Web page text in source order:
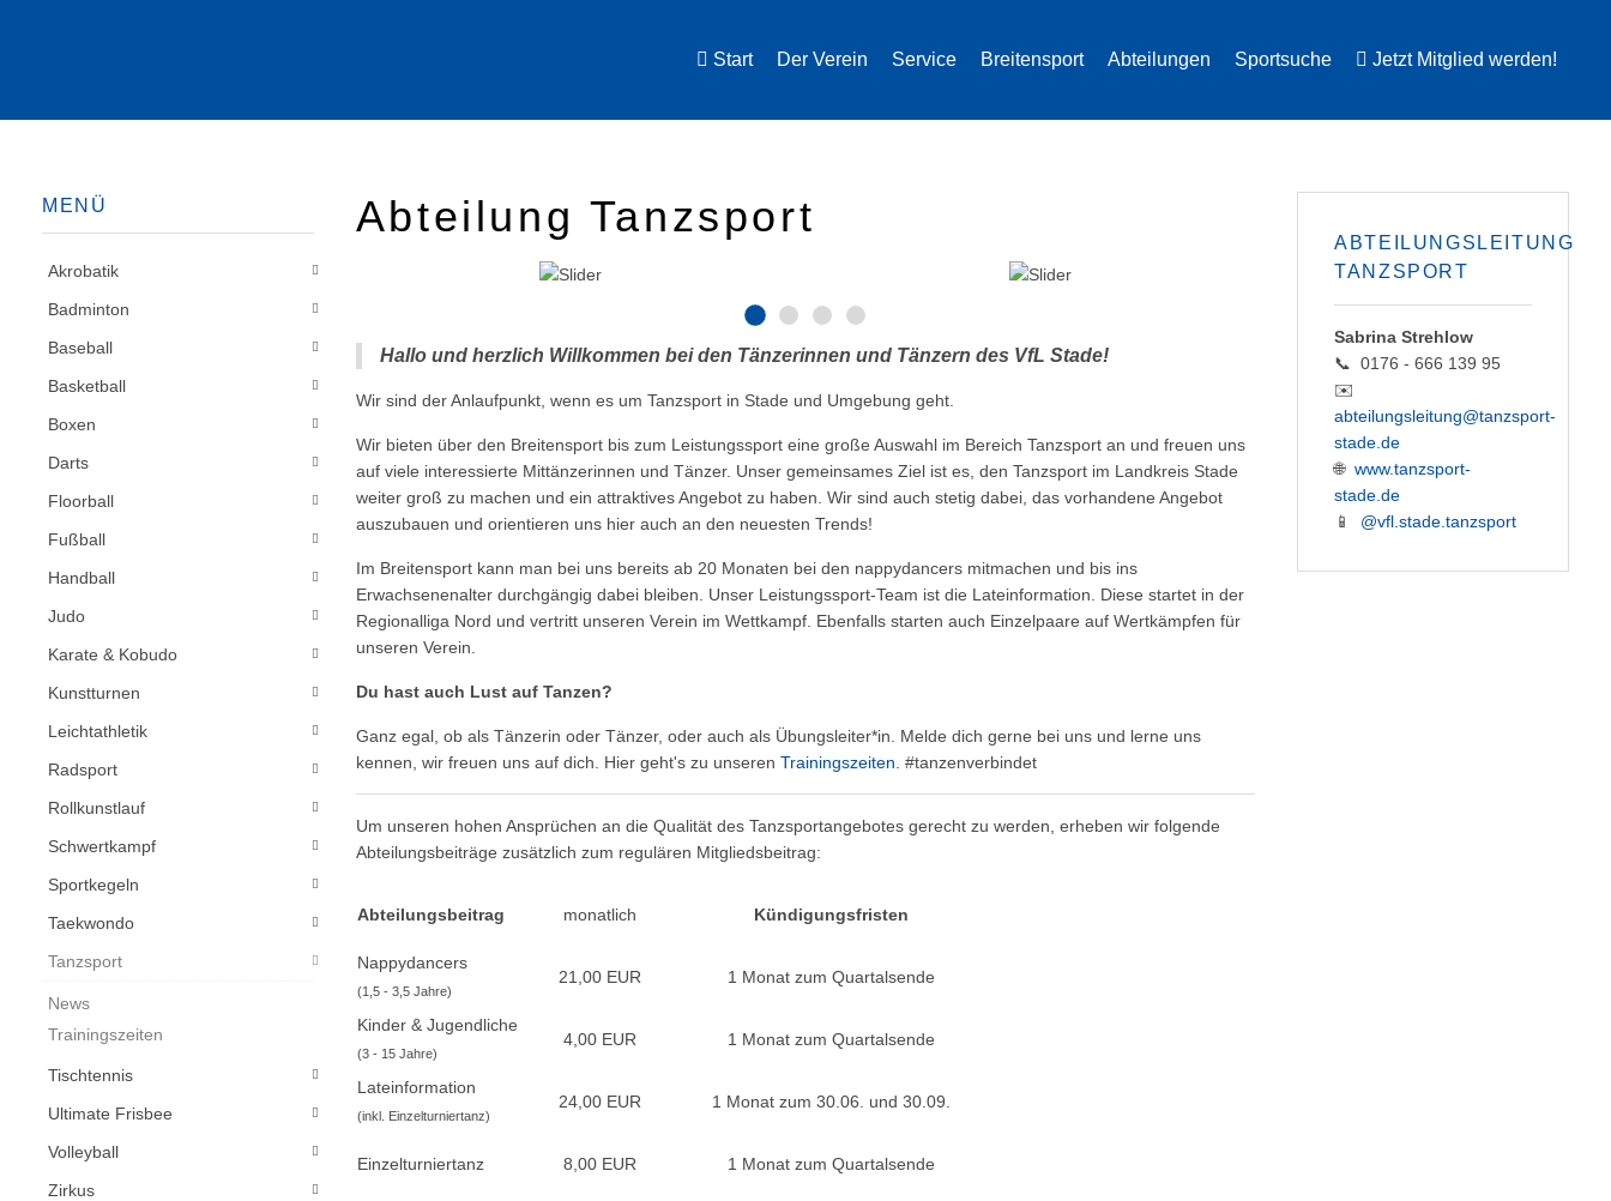
Start Der Verein Service Breitensport Abteilungen Sportsuche Jetzt Mitglied werden!
Abteilung Tanzsport
Hallo und herzlich Willkommen bei den Tänzerinnen und Tänzern des VfL Stade!
Wir sind der Anlaufpunkt, wenn es um Tanzsport in Stade und Umgebung geht.
Wir bieten über den Breitensport bis zum Leistungssport eine große Auswahl im Bereich Tanzsport an und freuen uns
auf viele interessierte Mittänzerinnen und Tänzer. Unser gemeinsames Ziel ist es, den Tanzsport im Landkreis Stade
weiter groß zu machen und ein attraktives Angebot zu haben. Wir sind auch stetig dabei, das vorhandene Angebot
auszubauen und orientieren uns hier auch an den neuesten Trends!
Im Breitensport kann man bei uns bereits ab 20 Monaten bei den nappydancers mitmachen und bis ins
Erwachsenenalter durchgängig dabei bleiben. Unser Leistungssport-Team ist die Lateinformation. Diese startet in der
Regionalliga Nord und vertritt unseren Verein im Wettkampf. Ebenfalls starten auch Einzelpaare auf Wertkämpfen für
unseren Verein.
Du hast auch Lust auf Tanzen?
Ganz egal, ob als Tänzerin oder Tänzer, oder auch als Übungsleiter*in. Melde dich gerne bei uns und lerne uns
kennen, wir freuen uns auf dich. Hier geht's zu unseren Trainingszeiten. #tanzenverbindet
Um unseren hohen Ansprüchen an die Qualität des Tanzsportangebotes gerecht zu werden, erheben wir folgende
Abteilungsbeiträge zusätzlich zum regulären Mitgliedsbeitrag:
Abteilungsbeitrag monatlich Kündigungsfristen
Nappydancers
(1,5 - 3,5 Jahre)
21,00 EUR 1 Monat zum Quartalsende
Kinder & Jugendliche
(3 - 15 Jahre)
4,00 EUR 1 Monat zum Quartalsende
Lateinformation
(inkl. Einzelturniertanz)
24,00 EUR 1 Monat zum 30.06. und 30.09.
Einzelturniertanz 8,00 EUR 1 Monat zum Quartalsende
MENÜ
Akrobatik
Badminton
Baseball
Basketball
Boxen
Darts
Floorball
Fußball
Handball
Judo
Karate & Kobudo
Kunstturnen
Leichtathletik
Radsport
Rollkunstlauf
Schwertkampf
Sportkegeln
Taekwondo
Tanzsport
News
Trainingszeiten
Tischtennis
Ultimate Frisbee
Volleyball
Zirkus
ABTEILUNGSLEITUNG
TANZSPORT
Sabrina Strehlow
📞 0176 - 666 139 95
✉️
abteilungsleitung@tanzsport-
stade.de
🌐www.tanzsport-
stade.de
📱 @vfl.stade.tanzsport